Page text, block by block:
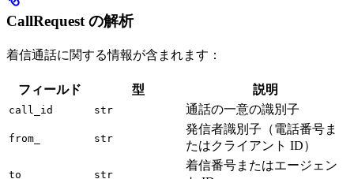
CallRequest の解析
着信通話に関する情報が含まれます：
フィールド 型 説明
call_id str 通話の一意の識別子
from_ str
発信者識別子（電話番号ま
たはクライアント ID）
to str
着信番号またはエージェン